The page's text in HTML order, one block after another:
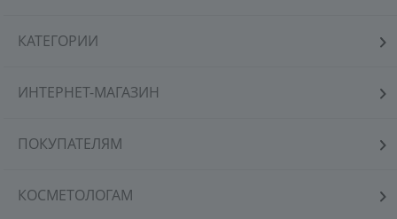
КАТЕГОРИИ
ИНТЕРНЕТ-МАГАЗИН
ПОКУПАТЕЛЯМ
КОСМЕТОЛОГАМ